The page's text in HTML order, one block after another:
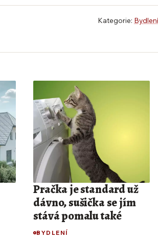
Kategorie: Bydlení
Pračka je standard už
dávno, sušička se jím
stává pomalu také
BYDLENÍ